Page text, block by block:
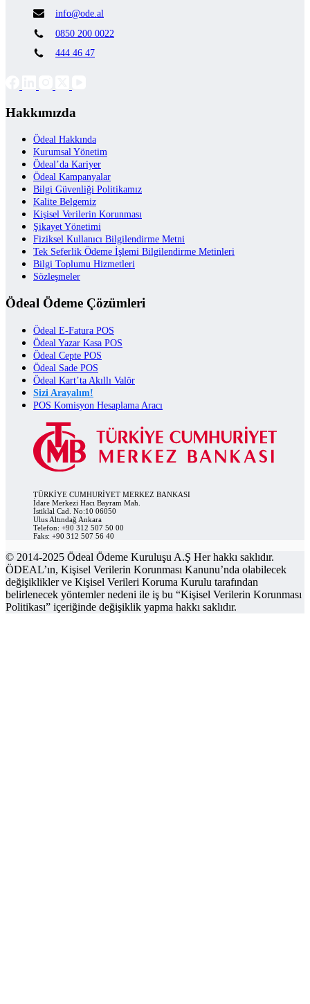
info@ode.al
0850 200 0022
444 46 47
Hakkımızda
Ödeal Hakkında
Kurumsal Yönetim
Ödeal’da Kariyer
Ödeal Kampanyalar
Bilgi Güvenliği Politikamız
Kalite Belgemiz
Kişisel Verilerin Korunması
Şikayet Yönetimi
Fiziksel Kullanıcı Bilgilendirme Metni
Tek Seferlik Ödeme İşlemi Bilgilendirme Metinleri
Bilgi Toplumu Hizmetleri
Sözleşmeler
Ödeal Ödeme Çözümleri
Ödeal E-Fatura POS
Ödeal Yazar Kasa POS
Ödeal Cepte POS
Ödeal Sade POS
Ödeal Kart’ta Akıllı Valör
Sizi Arayalım!
POS Komisyon Hesaplama Aracı
TÜRKİYE CUMHURİYET MERKEZ BANKASI
İdare Merkezi Hacı Bayram Mah.
İstiklal Cad. No:10 06050
Ulus Altındağ Ankara
Telefon: +90 312 507 50 00
Faks: +90 312 507 56 40
© 2014-2025 Ödeal Ödeme Kuruluşu A.Ş Her hakkı saklıdır.
ÖDEAL’ın, Kişisel Verilerin Korunması Kanunu’nda olabilecek
değişiklikler ve Kişisel Verileri Koruma Kurulu tarafından
belirlenecek yöntemler nedeni ile iş bu “Kişisel Verilerin Korunması
Politikası” içeriğinde değişiklik yapma hakkı saklıdır.